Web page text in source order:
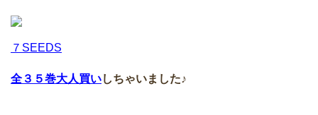
７SEEDS
全３５巻大人買いしちゃいました♪